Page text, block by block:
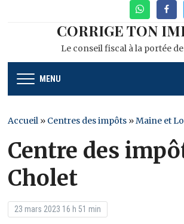
WhatsApp
CORRIGE TON
Le conseil fiscal à la portée
MENU
Accueil » Centres des impôts »Maine et
Centre des
Cholet
23 mars 2023 16 h 51 min